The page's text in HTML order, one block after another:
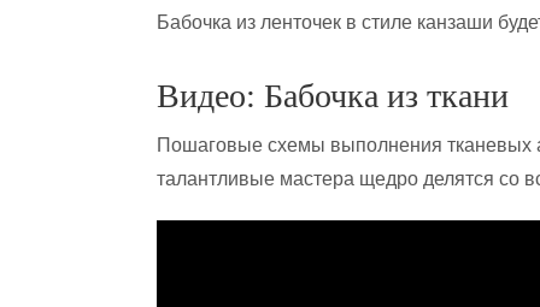
Бабочка из ленточек в стиле канзаши
Видео: Бабочка из ткани
Пошаговые схемы выполнения тканевых
талантливые мастера щедро делятся со